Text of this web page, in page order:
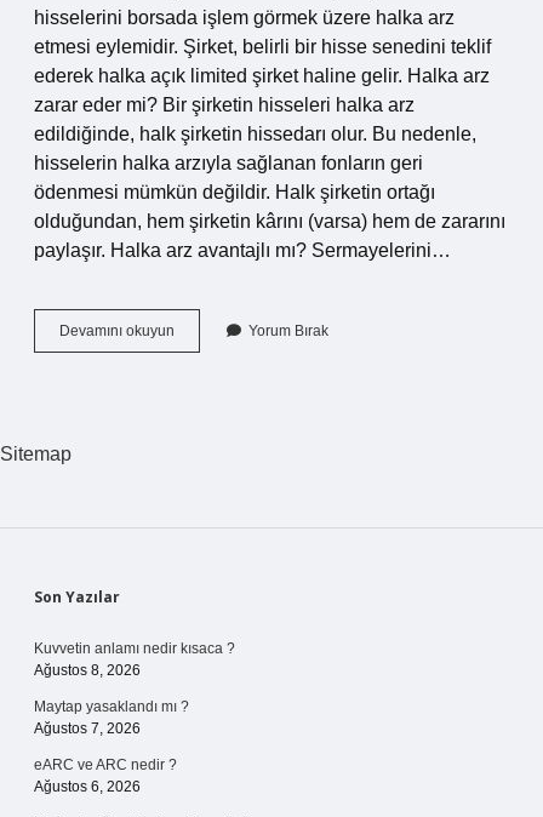
hisselerini borsada işlem görmek üzere halka arz
etmesi eylemidir. Şirket, belirli bir hisse senedini teklif
ederek halka açık limited şirket haline gelir. Halka arz
zarar eder mi? Bir şirketin hisseleri halka arz
edildiğinde, halk şirketin hissedarı olur. Bu nedenle,
hisselerin halka arzıyla sağlanan fonların geri
ödenmesi mümkün değildir. Halk şirketin ortağı
olduğundan, hem şirketin kârını (varsa) hem de zararını
paylaşır. Halka arz avantajlı mı? Sermayelerini…
Devamını okuyun
Arz
Yorum Bırak
Sitemap
Sidebar
Son Yazılar
Kuvvetin anlamı nedir kısaca ?
Ağustos 8, 2026
Maytap yasaklandı mı ?
Ağustos 7, 2026
eARC ve ARC nedir ?
Ağustos 6, 2026